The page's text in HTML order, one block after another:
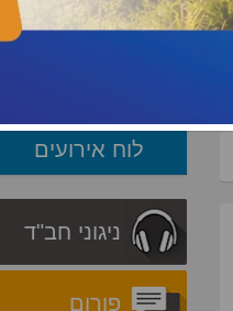
באוטובוס הנהג גבר,
האם מותר להן לשיר
לוח אירועים
ניגוני חב"ד
פורום